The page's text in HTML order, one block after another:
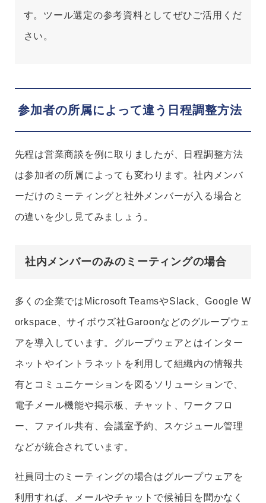
す。ツール選定の参考資料としてぜひご活用くだ
さい。
参加者の所属によって違う日程調整方法
先程は営業商談を例に取りましたが、日程調整方法
は参加者の所属によっても変わります。社内メンバ
ーだけのミーティングと社外メンバーが入る場合と
の違いを少し見てみましょう。
社内メンバーのみのミーティングの場合
多くの企業ではMicrosoft TeamsやSlack、Google W
orkspace、サイボウズ社Garoonなどのグループウェ
アを導入しています。グループウェアとはインター
ネットやイントラネットを利用して組織内の情報共
有とコミュニケーションを図るソリューションで、
電子メール機能や掲示板、チャット、ワークフロ
ー、ファイル共有、会議室予約、スケジュール管理
などが統合されています。
社員同士のミーティングの場合はグループウェアを
利用すれば、メールやチャットで候補日を聞かなく